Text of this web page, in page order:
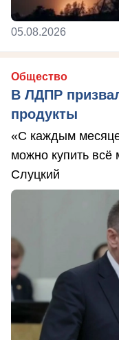
05.08.2026
Общество
В ЛДПР
продукты
«С каждым
можно купить
Слуцкий